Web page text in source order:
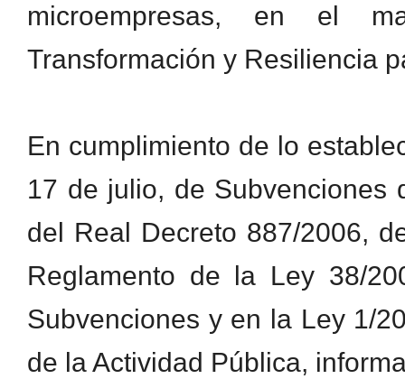
microempresas, en el
Transformación y Resiliencia
En cumplimiento de lo
17 de julio, de Subvenciones
del Real Decreto 887/2006,
Reglamento de la Ley 38/
Subvenciones y en la Ley 1/
de la Actividad Pública,